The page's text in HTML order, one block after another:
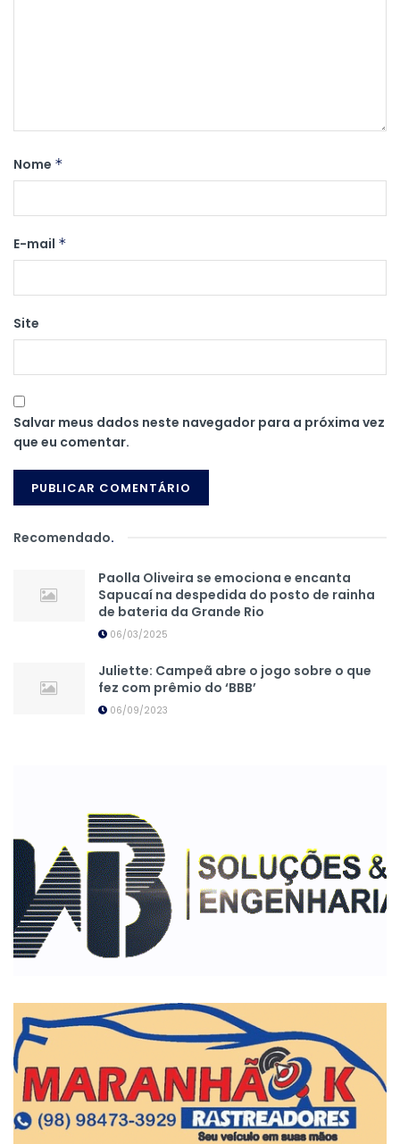
Nome *
E-mail *
Site
Salvar meus dados neste navegador para a próxima vez
que eu comentar.
Recomendado.
Paolla Oliveira se emociona e encanta
Sapucaí na despedida do posto de rainha
de bateria da Grande Rio
06/03/2025
Juliette: Campeã abre o jogo sobre o que
fez com prêmio do ‘BBB’
06/09/2023